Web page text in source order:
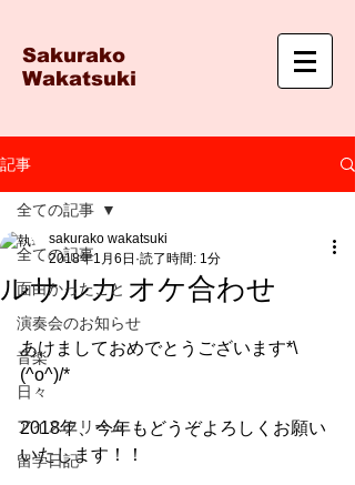
Sakurako
Wakatsuki
記事
全ての記事
面白かったこと
演奏会のお知らせ
音楽
日々
アイスクリーム
留学日記
全ての記事
ルサルカ オケ合わせ
sakurako wakatsuki
2018年1月6日 読了時間: 1分
あけましておめでとうございます*\
(^o^)/*
2018年、今年もどうぞよろしくお願い
いたします！！